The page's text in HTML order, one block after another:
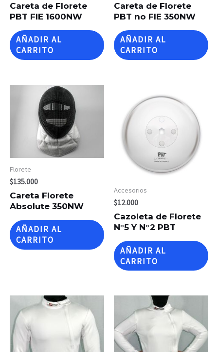
Careta de Florete
PBT FIE 1600NW
AÑADIR AL
CARRITO
Careta de Florete
PBT no FIE 350NW
AÑADIR AL
CARRITO
Florete
$135.000
Careta Florete
Absolute 350NW
AÑADIR AL
CARRITO
Accesorios
$12.000
Cazoleta de Florete
N°5 Y N°2 PBT
AÑADIR AL
CARRITO